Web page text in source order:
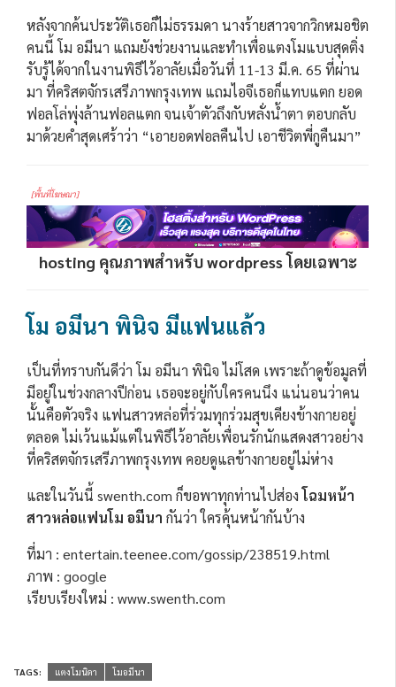
หลังจากค้นประวัติเธอก็ไม่ธรรมดา นางร้ายสาวจากวิกหมอชิต
คนนี้ โม อมีนา แถมยังช่วยงานและทำเพื่อแตงโมแบบสุดติ่ง
รับรู้ได้จากในงานพิธีไว้อาลัยเมื่อวันที่ 11-13 มี.ค. 65 ที่ผ่าน
มา ที่คริสตจักรเสรีภาพกรุงเทพ แถมไอจีเธอก็แทบแตก ยอด
ฟอลโล่พุ่งล้านฟอลแตก จนเจ้าตัวถึงกับหลั่งน้ำตา ตอบกลับ
มาด้วยคำสุดเศร้าว่า “เอายอดฟอลคืนไป เอาชีวิตพี่กูคืนมา”
[พื้นที่โฆษณา]
hosting คุณภาพสำหรับ wordpress โดยเฉพาะ
โม อมีนา พินิจ มีแฟนแล้ว
เป็นที่ทราบกันดีว่า โม อมีนา พินิจ ไม่โสด เพราะถ้าดูข้อมูลที่
มีอยู่ในช่วงกลางปีก่อน เธอจะอยู่กับใครคนนึง แน่นอนว่าคน
นั้นคือตัวจริง แฟนสาวหล่อที่ร่วมทุกร่วมสุขเคียงข้างกายอยู่
ตลอด ไม่เว้นแม้แต่ในพิธีไว้อาลัยเพื่อนรักนักแสดงสาวอย่าง
ที่คริสตจักรเสรีภาพกรุงเทพ คอยดูแลข้างกายอยู่ไม่ห่าง
และในวันนี้ swenth.com ก็ขอพาทุกท่านไปส่อง โฉมหน้า
สาวหล่อแฟนโม อมีนา กันว่า ใครคุ้นหน้ากันบ้าง
ที่มา : entertain.teenee.com/gossip/238519.html
ภาพ : google
เรียบเรียงใหม่ : www.swenth.com
TAGS: แตงโมนิดา โมอมีนา